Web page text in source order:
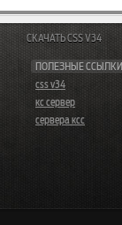
ПОЛЕЗНЫЕ ССЫЛКИ
css v34
кс сервер
сервера ксс
СКАЧАТЬ CSS V34